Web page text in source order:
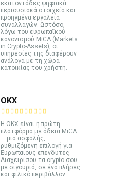
εκατοντάδες ψηφιακά
περιουσιακά στοιχεία και
προηγμένα εργαλεία
συναλλαγών. Ωστόσο,
λόγω του ευρωπαϊκού
κανονισμού MiCA (Markets
in Crypto-Assets), οι
υπηρεσίες της διαφέρουν
ανάλογα με τη χώρα
κατοικίας του χρήστη.
ΟΚΧ
Η OKX είναι η πρώτη
πλατφόρμα με άδεια MiCA
— μια ασφαλής,
ρυθμιζόμενη επιλογή για
Ευρωπαίους επενδυτές.
Διαχειρίσου τα crypto σου
με σιγουριά, σε ένα πλήρες
και φιλικό περιβάλλον.